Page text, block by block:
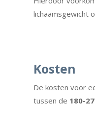
lichaamsgewicht
Kosten
De kosten voor
tussen de 180-